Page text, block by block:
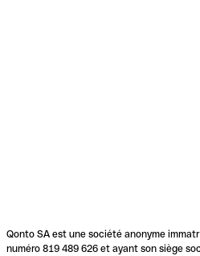
Qonto SA est une société anonyme
numéro 819 489 626 et ayant son siège